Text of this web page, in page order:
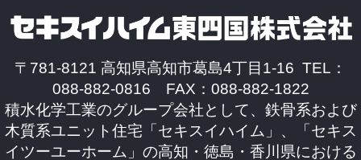
〒781-8121 高知県高知市葛島4丁目1-16 TEL：
088-882-0816 FAX：088-882-1822
積水化学工業のグループ会社として、鉄骨系および
木質系ユニット住宅「セキスイハイム」、「セキス
イツーユーホーム」の高知・徳島・香川県における